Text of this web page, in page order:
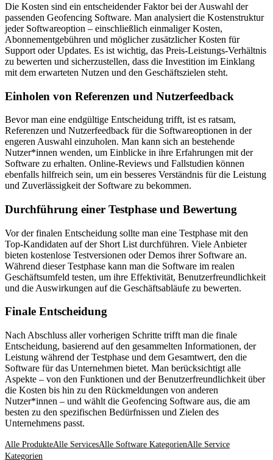
Die Kosten sind ein entscheidender Faktor bei der Auswahl der
passenden Geofencing Software. Man analysiert die Kostenstruktur
jeder Softwareoption – einschließlich einmaliger Kosten,
Abonnementgebühren und möglicher zusätzlicher Kosten für
Support oder Updates. Es ist wichtig, das Preis-Leistungs-Verhältnis
zu bewerten und sicherzustellen, dass die Investition im Einklang
mit dem erwarteten Nutzen und den Geschäftszielen steht.
Einholen von Referenzen und Nutzerfeedback
Bevor man eine endgültige Entscheidung trifft, ist es ratsam,
Referenzen und Nutzerfeedback für die Softwareoptionen in der
engeren Auswahl einzuholen. Man kann sich an bestehende
Nutzer*innen wenden, um Einblicke in ihre Erfahrungen mit der
Software zu erhalten. Online-Reviews und Fallstudien können
ebenfalls hilfreich sein, um ein besseres Verständnis für die Leistung
und Zuverlässigkeit der Software zu bekommen.
Durchführung einer Testphase und Bewertung
Vor der finalen Entscheidung sollte man eine Testphase mit den
Top-Kandidaten auf der Short List durchführen. Viele Anbieter
bieten kostenlose Testversionen oder Demos ihrer Software an.
Während dieser Testphase kann man die Software im realen
Geschäftsumfeld testen, um ihre Effektivität, Benutzerfreundlichkeit
und die Auswirkungen auf die Geschäftsabläufe zu bewerten.
Finale Entscheidung
Nach Abschluss aller vorherigen Schritte trifft man die finale
Entscheidung, basierend auf den gesammelten Informationen, der
Leistung während der Testphase und dem Gesamtwert, den die
Software für das Unternehmen bietet. Man berücksichtigt alle
Aspekte – von den Funktionen und der Benutzerfreundlichkeit über
die Kosten bis hin zu den Rückmeldungen von anderen
Nutzer*innen – und wählt die Geofencing Software aus, die am
besten zu den spezifischen Bedürfnissen und Zielen des
Unternehmens passt.
Alle ProdukteAlle ServicesAlle Software KategorienAlle Service
Kategorien